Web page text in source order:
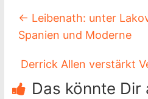
← Leibenath: unter
Spanien und Moderne
Derrick Allen verstärkt
Das könnte Dir